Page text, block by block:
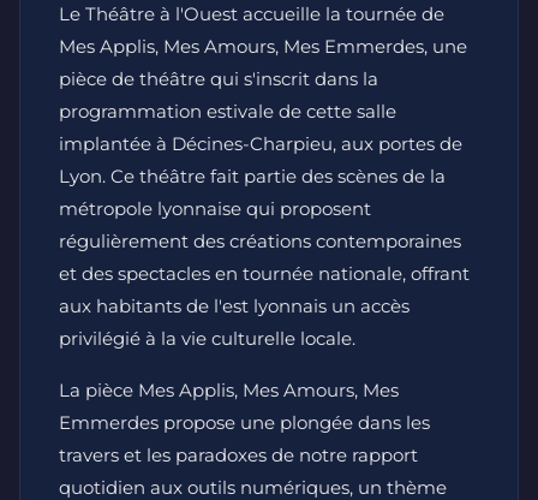
Le Théâtre à l'Ouest accueille la tournée de
Mes Applis, Mes Amours, Mes Emmerdes, une
pièce de théâtre qui s'inscrit dans la
programmation estivale de cette salle
implantée à Décines-Charpieu, aux portes de
Lyon. Ce théâtre fait partie des scènes de la
métropole lyonnaise qui proposent
régulièrement des créations contemporaines
et des spectacles en tournée nationale, offrant
aux habitants de l'est lyonnais un accès
privilégié à la vie culturelle locale.
La pièce Mes Applis, Mes Amours, Mes
Emmerdes propose une plongée dans les
travers et les paradoxes de notre rapport
quotidien aux outils numériques, un thème